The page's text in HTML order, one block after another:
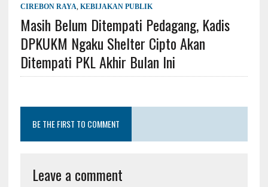
CIREBON RAYA, KEBIJAKAN PUBLIK
Masih Belum Ditempati Pedagang, Kadis
DPKUKM Ngaku Shelter Cipto Akan
Ditempati PKL Akhir Bulan Ini
BE THE FIRST TO COMMENT
Leave a comment